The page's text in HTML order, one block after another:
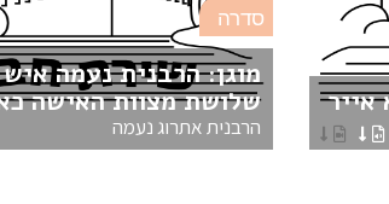
אייר
סדרה
מוגן: הרבנית נעמה
שלושת מצוות האישה
הרבנית אתרוג נעמה